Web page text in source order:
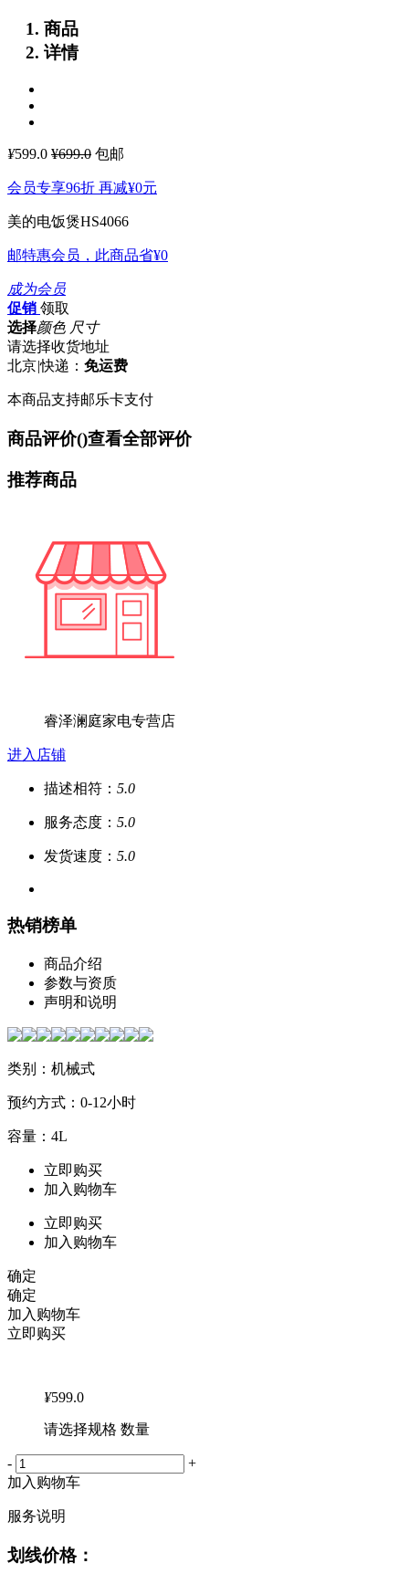
商品
详情
¥599.0 ¥699.0 包邮
会员专享96折 再减¥0元
美的电饭煲HS4066
邮特惠会员，此商品省¥0
成为会员
促销 领取
选择颜色 尺寸
请选择收货地址
北京|快递： 免运费
本商品支持邮乐卡支付
商品评价()查看全部评价
推荐商品
睿泽澜庭家电专营店
进入店铺
描述相符： 5.0
服务态度： 5.0
发货速度： 5.0
热销榜单
商品介绍
参数与资质
声明和说明
类别：机械式
预约方式：0-12小时
容量：4L
立即购买
加入购物车
立即购买
加入购物车
确定
确定
加入购物车
立即购买
¥599.0
请选择规格 数量
-
+
加入购物车
服务说明
划线价格：